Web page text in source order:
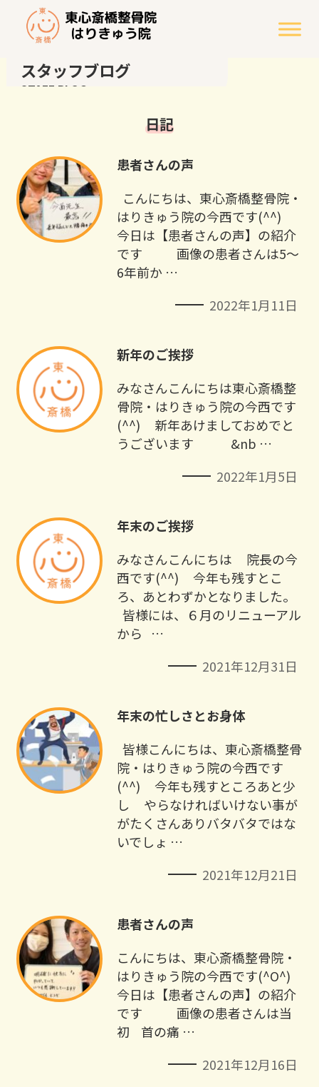
スタッフブログ
STAFF BLOG
日記
患者さんの声
こんにちは、東心斎橋整骨院・
はりきゅう院の今西です(^^) ⁡ ⁡ ⁡ ⁡
今日は【患者さんの声】の紹介
です ⁡ ⁡ ⁡ 画像の患者さんは5〜
6年前か …
2022年1月11日
新年のご挨拶
みなさんこんにちは東心斎橋整
骨院・はりきゅう院の今西です
(^^) 新年あけましておめでと
うございます &nb …
2022年1月5日
年末のご挨拶
みなさんこんにちは 院長の今
西です(^^) 今年も残すとこ
ろ、あとわずかとなりました。
皆様には、６月のリニューアル
から …
2021年12月31日
年末の忙しさとお身体
皆様こんにちは、東心斎橋整骨
院・はりきゅう院の今西です
(^^) 今年も残すところあと少
し やらなければいけない事が
がたくさんありバタバタではな
いでしょ …
2021年12月21日
患者さんの声
こんにちは、東心斎橋整骨院・
はりきゅう院の今西です(^O^) ⁡ ⁡ ⁡ ⁡
今日は【患者さんの声】の紹介
です ⁡ ⁡ ⁡ 画像の患者さんは当
初 ⁡ ⁡ ⁡ 首の痛 …
2021年12月16日